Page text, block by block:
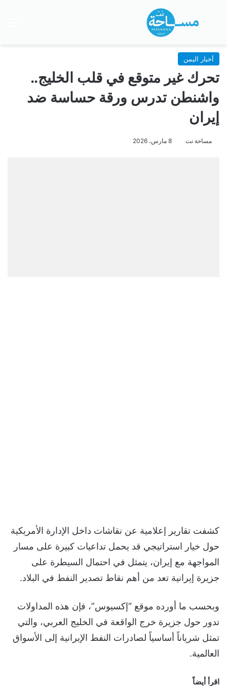
بحث عن
أخبار اليمن
تحرك غير متوقع في قلب الخليج..
واشنطن تدرس ورقة حساسة ضد
إيران
مساحة نت 8 مارس، 2026
كشفت تقارير إعلامية عن نقاشات داخل الإدارة الأمريكية
حول خيار استراتيجي قد يحمل تداعيات كبيرة على مسار
المواجهة مع إيران، يتمثل في احتمال السيطرة على
جزيرة إيرانية تعد من أهم نقاط تصدير النفط في البلاد.
وبحسب ما أورده موقع “إكسيوس”، فإن هذه المداولات
تدور حول جزيرة خرج الواقعة في الخليج العربي، والتي
تمثل شرياناً أساسياً لصادرات النفط الإيرانية إلى الأسواق
العالمية.
اقرأ أيضاً